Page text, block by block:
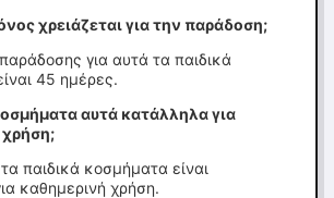
χρειάζεται για την παράδοση;
για αυτά τα παιδικά
45 ημέρες.
αυτά κατάλληλα για
χρήση;
παιδικά κοσμήματα είναι
καθημερινή χρήση.